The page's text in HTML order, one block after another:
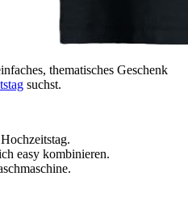
thematisches Geschenk
suchst.
easy kombinieren.